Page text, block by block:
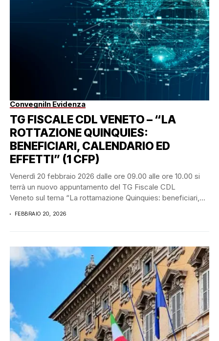
ConvegniIn Evidenza
TG FISCALE CDL VENETO – “LA
ROTTAZIONE QUINQUIES:
BENEFICIARI, CALENDARIO ED
EFFETTI” (1 CFP)
Venerdì 20 febbraio 2026 dalle ore 09.00 alle ore 10.00 si
terrà un nuovo appuntamento del TG Fiscale CDL
Veneto sul tema “La rottamazione Quinquies: beneficiari,
FEBBRAIO 20, 2026